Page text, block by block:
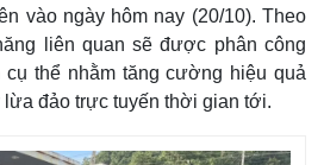
Multimedia
Video
vào ngày hôm nay (20/10). Theo
liên quan sẽ được phân công
cụ thể nhằm tăng cường hiệu quả
đảo trực tuyến thời gian tới.